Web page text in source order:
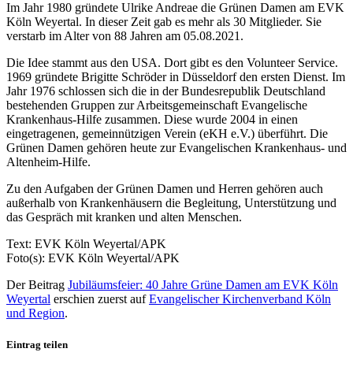
Im Jahr 1980 gründete Ulrike Andreae die Grünen Damen am EVK
Köln Weyertal. In dieser Zeit gab es mehr als 30 Mitglieder. Sie
verstarb im Alter von 88 Jahren am 05.08.2021.
Die Idee stammt aus den USA. Dort gibt es den Volunteer Service.
1969 gründete Brigitte Schröder in Düsseldorf den ersten Dienst. Im
Jahr 1976 schlossen sich die in der Bundesrepublik Deutschland
bestehenden Gruppen zur Arbeitsgemeinschaft Evangelische
Krankenhaus-Hilfe zusammen. Diese wurde 2004 in einen
eingetragenen, gemeinnützigen Verein (eKH e.V.) überführt. Die
Grünen Damen gehören heute zur Evangelischen Krankenhaus- und
Altenheim-Hilfe.
Zu den Aufgaben der Grünen Damen und Herren gehören auch
außerhalb von Krankenhäusern die Begleitung, Unterstützung und
das Gespräch mit kranken und alten Menschen.
Text: EVK Köln Weyertal/APK
Foto(s): EVK Köln Weyertal/APK
Der Beitrag Jubiläumsfeier: 40 Jahre Grüne Damen am EVK Köln
Weyertal erschien zuerst aufEvangelischer Kirchenverband Köln
und Region.
Eintrag teilen